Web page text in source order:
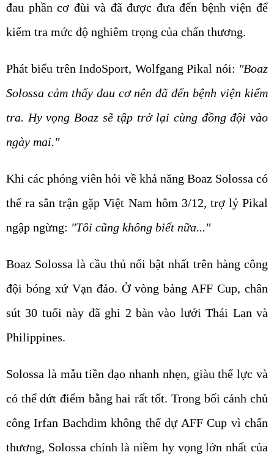
đau phần cơ đùi và đã được đưa đến bệnh viện để
kiểm tra mức độ nghiêm trọng của chấn thương.
Phát biểu trên IndoSport, Wolfgang Pikal nói: "Boaz
Solossa cảm thấy đau cơ nên đã đến bệnh viện kiểm
tra. Hy vọng Boaz sẽ tập trở lại cùng đồng đội vào
ngày mai."
Khi các phóng viên hỏi về khả năng Boaz Solossa có
thể ra sân trận gặp Việt Nam hôm 3/12, trợ lý Pikal
ngập ngừng: "Tôi cũng không biết nữa..."
Boaz Solossa là cầu thủ nổi bật nhất trên hàng công
đội bóng xứ Vạn đảo. Ở vòng bảng AFF Cup, chân
sút 30 tuổi này đã ghi 2 bàn vào lưới Thái Lan và
Philippines.
Solossa là mẫu tiền đạo nhanh nhẹn, giàu thể lực và
có thể dứt điểm bằng hai rất tốt. Trong bối cảnh chủ
công Irfan Bachdim không thể dự AFF Cup vì chấn
thương, Solossa chính là niềm hy vọng lớn nhất của